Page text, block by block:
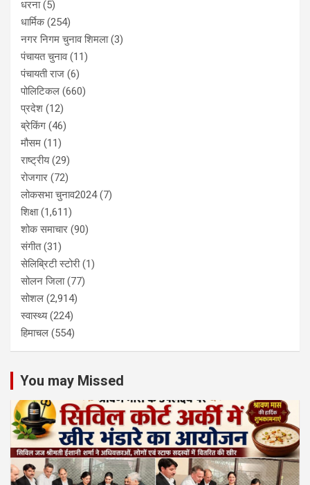
धरना(5)
धार्मिक(254)
नगर निगम चुनाव शिमला(3)
पंचायत चुनाव(11)
पंचायती राज (6)
पोलिटिकल (660)
प्रदेश (12)
ब्रेकिंग (46)
मौसम (11)
राष्ट्रीय(29)
रोजगार (72)
लोकसभा चुनाव2024(7)
शिक्षा(1,611)
शोक समाचार (90)
संगीत(31)
सेलिब्रिटी स्टोरी(1)
सोलन जिला(77)
सोशल (2,914)
स्वास्थ्य(224)
हिमाचल (554)
You may Missed